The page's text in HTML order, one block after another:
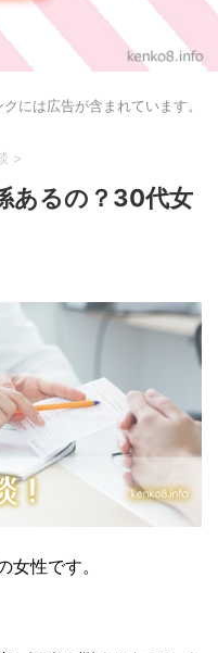
には広告が含まれています。
>
あるの？30代女
性です。